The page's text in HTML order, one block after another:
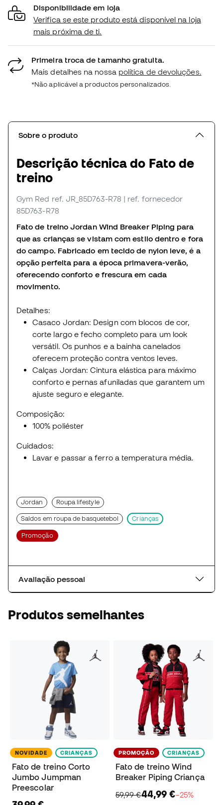
Disponibilidade em loja
Verifica se este produto está disponível na loja
mais próxima de ti.
Primeira troca de tamanho gratuita.
Mais detalhes na nossa política de devoluções.
*Não aplicável a productos personalizados.
Sobre o produto
Descrição técnica do Fato de
treino
Gym Red ref. JR_85D763-R78 | ref. fornecedor
85D763-R78
Fato de treino Jordan Wind Breaker Piping para
que as crianças se vistam com estilo dentro e fora
do campo. Fabricado em tecido de nylon leve, é a
opção perfeita para a época primavera-verão,
oferecendo conforto e frescura em cada
movimento.
Detalhes:
Casaco Jordan: Design com blocos de cor,
corte largo e fecho completo para um look
versátil. Os punhos e a bainha canelados
oferecem proteção contra ventos leves.
Calças Jordan: Cintura elástica para máximo
conforto e pernas afuniladas que garantem um
ajuste seguro e elegante.
Composição:
100% poliéster
Cuidados:
Lavar e passar a ferro a temperatura média.
Jordan Roupa lifestyle
Saldos em roupa de basquetebol Crianças
Promoção
Avaliação pessoal
Produtos semelhantes
NOVIDADE CRIANÇAS
Fato de treino Corto
Jumbo Jumpman
Preescolar
PROMOÇÃO CRIANÇAS
Fato de treino Wind
Breaker Piping Criança
59,99 €44,99 €−25%